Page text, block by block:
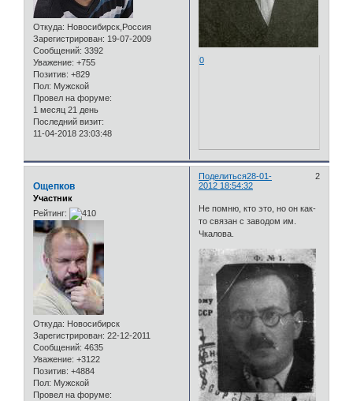
Откуда: Новосибирск,Россия
Зарегистрирован: 19-07-2009
Сообщений: 3392
Уважение: +755
Позитив: +829
Пол: Мужской
Провел на форуме:
1 месяц 21 день
Последний визит:
11-04-2018 23:03:48
0
Поделиться 2
28-01-
2012 18:54:32
Ощепков
Участник
Рейтинг:
Откуда: Новосибирск
Зарегистрирован: 22-12-2011
Сообщений: 4635
Уважение: +3122
Позитив: +4884
Пол: Мужской
Провел на форуме:
Не помню, кто это, но он как-
то связан с заводом им.
Чкалова.